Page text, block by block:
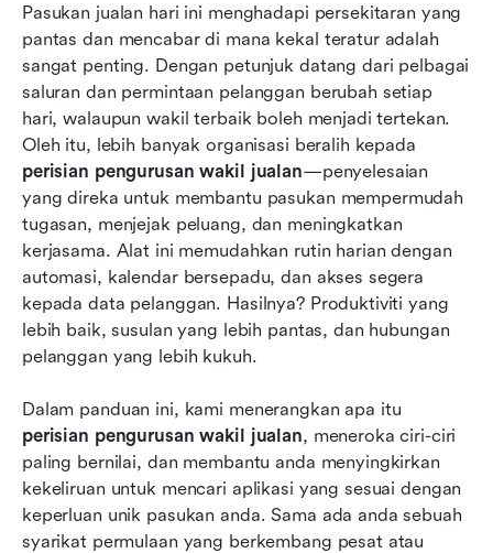
Pasukan jualan hari ini menghadapi persekitaran yang
pantas dan mencabar di mana kekal teratur adalah
sangat penting. Dengan petunjuk datang dari pelbagai
saluran dan permintaan pelanggan berubah setiap
hari, walaupun wakil terbaik boleh menjadi tertekan.
perisian pengurusan wakil jualan—penyelesaian
yang direka untuk membantu pasukan mempermudah
tugasan, menjejak peluang, dan meningkatkan
kerjasama. Alat ini memudahkan rutin harian dengan
automasi, kalendar bersepadu, dan akses segera
kepada data pelanggan. Hasilnya? Produktiviti yang
lebih baik, susulan yang lebih pantas, dan hubungan
pelanggan yang lebih kukuh.
perisian pengurusan wakil jualan, meneroka ciri-ciri
paling bernilai, dan membantu anda menyingkirkan
kekeliruan untuk mencari aplikasi yang sesuai dengan
keperluan unik pasukan anda. Sama ada anda sebuah
syarikat permulaan yang berkembang pesat atau
ringkas
Perisian pengurusan wakil jualan: Ulasan
terperinci mengenai 8 aplikasi teratas
Memilih perisian pengurusan wakil jualan yang
sesuai
Kesimpulan
Soalan Lazim
Bacaan berkaitan